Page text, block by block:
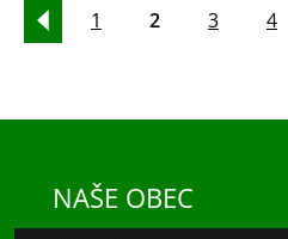
1 2 3 4
NAŠE OBEC